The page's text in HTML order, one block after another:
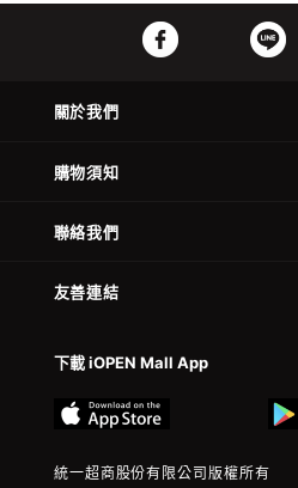
關於我們
購物須知
聯絡我們
友善連結
下載 iOPEN Mall App
統一超商股份有限公司版權所有